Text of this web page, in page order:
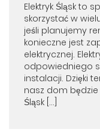
Elektryk Śląsk to
skorzystać w
jeśli planujemy
konieczne jest
elektrycznej.
odpowiedniego
instalacji. Dzięki
nasz dom będzie
Śląsk […]